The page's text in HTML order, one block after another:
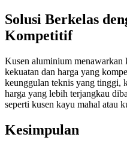
Solusi Berkelas
Kompetitif
Kusen aluminium menawarkan
kekuatan dan harga yang
keunggulan teknis yang tinggi,
harga yang lebih terjangkau
seperti kusen kayu mahal atau
Kesimpulan